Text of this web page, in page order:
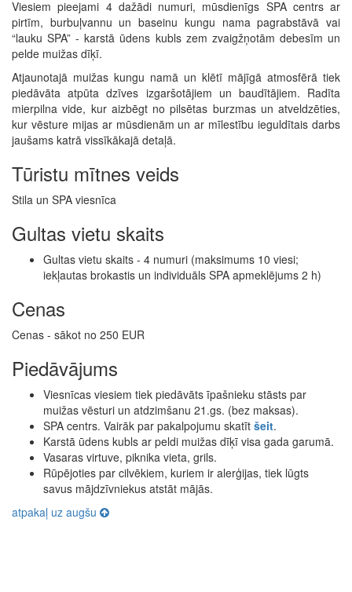
Viesiem pieejami 4 dažādi numuri, mūsdienīgs SPA centrs ar
pirtīm, burbuļvannu un baseinu kungu nama pagrabstāvā vai
“lauku SPA” - karstā ūdens kubls zem zvaigžņotām debesīm un
pelde muižas dīķī.
Atjaunotajā muižas kungu namā un klētī mājīgā atmosfērā tiek
piedāvāta atpūta dzīves izgaršotājiem un baudītājiem. Radīta
mierpilna vide, kur aizbēgt no pilsētas burzmas un atveldzēties,
kur vēsture mijas ar mūsdienām un ar mīlestību ieguldītais darbs
jaušams katrā vissīkākajā detaļā.
Tūristu mītnes veids
Stila un SPA viesnīca
Gultas vietu skaits
Gultas vietu skaits - 4 numuri (maksimums 10 viesi;
iekļautas brokastis un individuāls SPA apmeklējums 2 h)
Cenas
Cenas - sākot no 250 EUR
Piedāvājums
Viesnīcas viesiem tiek piedāvāts īpašnieku stāsts par
muižas vēsturi un atdzimšanu 21.gs. (bez maksas).
SPA centrs. Vairāk par pakalpojumu skatīt šeit.
Karstā ūdens kubls ar peldi muižas dīķī visa gada garumā.
Vasaras virtuve, piknika vieta, grils.
Rūpējoties par cilvēkiem, kuriem ir alerģijas, tiek lūgts
savus mājdzīvniekus atstāt mājās.
atpakaļ uz augšu